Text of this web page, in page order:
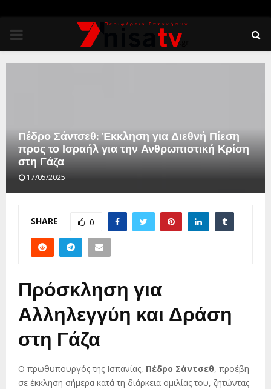
PRIMARY
MENU
Πέδρο Σάντσεθ: Έκκληση για Διεθνή Πίεση
προς το Ισραήλ για την Ανθρωπιστική Κρίση
στη Γάζα
17/05/2025
SHARE 0
Πρόσκληση για
Αλληλεγγύη και Δράση
στη Γάζα
Ο πρωθυπουργός της Ισπανίας, Πέδρο Σάντσεθ, προέβη
σε έκκληση σήμερα κατά τη διάρκεια ομιλίας του, ζητώντας